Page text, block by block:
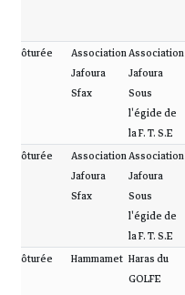
Association
Jafoura
Sous
l'égide de
la F. T. S.E
Association
Jafoura
Sfax
Clôturée
Association
Jafoura
Sous
l'égide de
la F. T. S.E
Association
Jafoura
Sfax
Clôturée
Haras du
GOLFE
Hammamet
Clôturée